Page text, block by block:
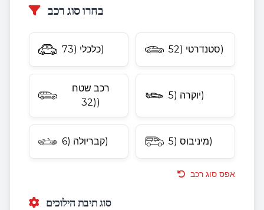
בחרו סוג רכב
כלכלי (73) סטנדרטי (52)
רכב שטח
(32)
יוקרה (5)
קבריולה (6) מיניבוס (5)
אפס סוג רכב
סוג תיבת הילוכים